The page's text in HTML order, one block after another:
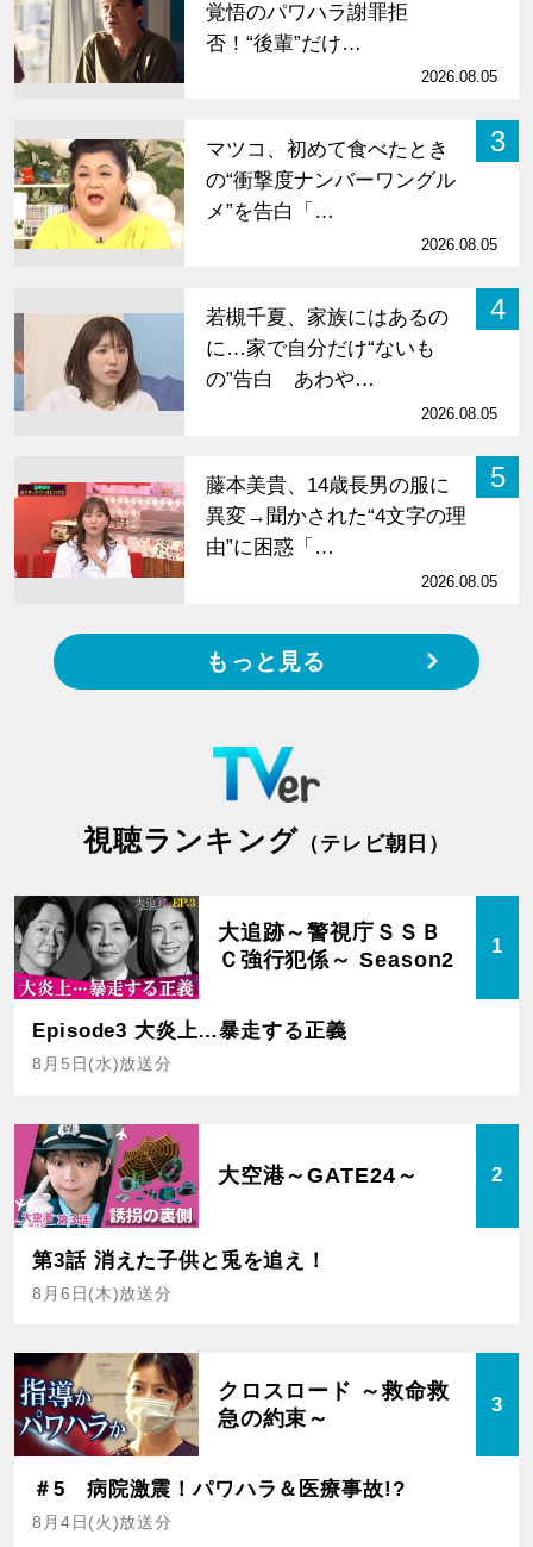
覚悟のパワハラ謝罪拒
否！“後輩”だけ…
2026.08.05
3
マツコ、初めて食べたとき
の“衝撃度ナンバーワングル
メ”を告白「…
2026.08.05
4
若槻千夏、家族にはあるの
に…家で自分だけ“ないも
の”告白 あわや…
2026.08.05
5
藤本美貴、14歳長男の服に
異変→聞かされた“4文字の理
由”に困惑「…
2026.08.05
もっと見る
視聴ランキング （テレビ朝日）
大追跡～警視庁ＳＳＢ
Ｃ強行犯係～ Season2
1
Episode3 大炎上…暴走する正義
8月5日(水)放送分
大空港～GATE24～ 2
第3話 消えた子供と兎を追え！
8月6日(木)放送分
クロスロード ～救命救
急の約束～
3
＃5 病院激震！パワハラ＆医療事故!?
8月4日(火)放送分